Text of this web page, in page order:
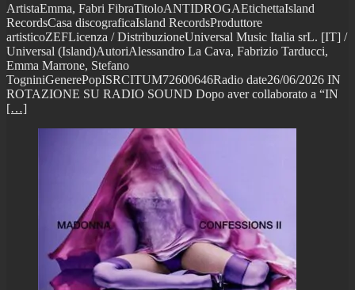
ArtistaEmma, Fabri FibraTitoloANTIDROGAEtichettaIsland
RecordsCasa discograficaIsland RecordsProduttore
artisticoZEFLicenza / DistribuzioneUniversal Music Italia srL. [IT] /
Universal (Island)AutoriAlessandro La Cava, Fabrizio Tarducci,
Emma Marrone, Stefano
TogniniGenerePopISRCITUM72600646Radio date26/06/2026 IN
ROTAZIONE SU RADIO SOUND Dopo aver collaborato a “IN
[…]